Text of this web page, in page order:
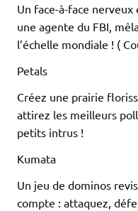
Un face-à-face
une agente du FBI,
l’échelle mondiale ! (
Petals
Créez une prairie
attirez les meilleurs
petits intrus !
Kumata
Un jeu de dominos
compte : attaquez,